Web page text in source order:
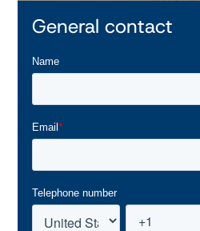
General contact